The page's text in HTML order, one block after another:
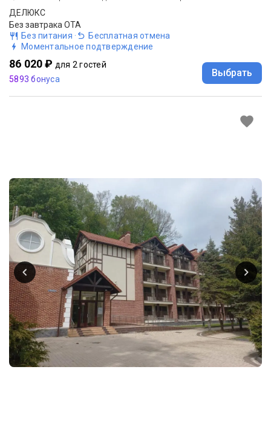
ДЕЛЮКС
Без завтрака ОТА
Без питания ·
Бесплатная отмена
Моментальное подтверждение
86 020 ₽ для 2 гостей
5893 бонуса
Выбрать